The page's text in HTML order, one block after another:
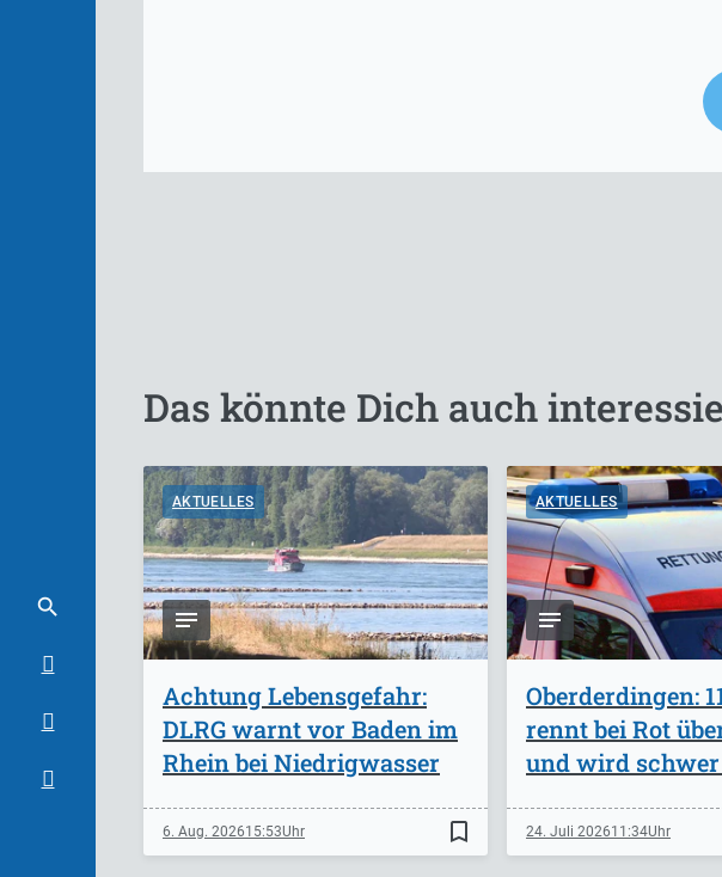
Das könnte Dich auch
AKTUELLES
Achtung Lebensgefahr:
DLRG warnt vor Baden im
Rhein bei Niedrigwasser
6. Aug. 202615:53 bookmark_border
AKTUELLES
Oberderdingen:
rennt bei Rot
und wird
24. Juli 202611:34